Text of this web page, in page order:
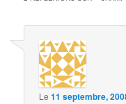
Le11 septembre,